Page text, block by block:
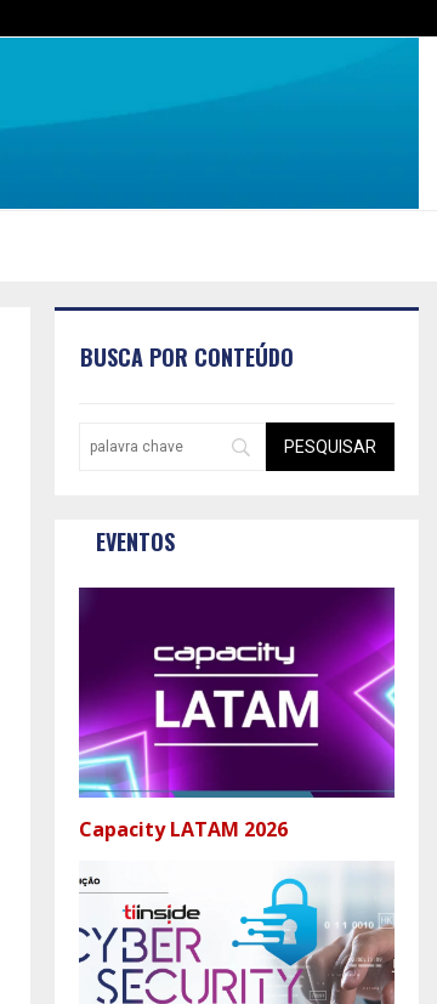
BUSCA POR CONTEÚDO
EVENTOS
Capacity LATAM 2026